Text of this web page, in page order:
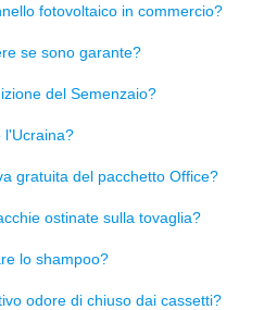
fotovoltaico in commercio?
se sono garante?
del Semenzaio?
l'Ucraina?
gratuita del pacchetto Office?
ostinate sulla tovaglia?
lo shampoo?
odore di chiuso dai cassetti?